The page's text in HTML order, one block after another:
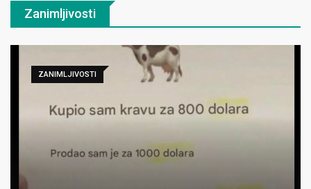
Zanimljivosti
ZANIMLJIVOSTI